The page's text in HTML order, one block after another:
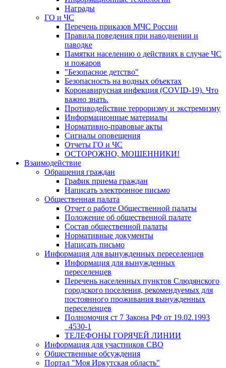
Награды
ГО и ЧС
Перечень приказов МЧС России
Правила поведения при наводнении и
паводке
Памятки населению о действиях в случае ЧС
и пожаров
"Безопасное детство"
Безопасность на водных объектах
Коронавирусная инфекция (COVID-19). Что
важно знать.
Противодействие терроризму и экстремизму
Информационные материалы
Нормативно-правовые акты
Сигналы оповещения
Отчеты ГО и ЧС
ОСТОРОЖНО, МОШЕННИКИ!
Взаимодействие
Обращения граждан
График приема граждан
Написать электронное письмо
Общественная палата
Отчет о работе Общественной палаты
Положение об общественной палате
Состав общественной палаты
Нормативные документы
Написать письмо
Информация для вынужденных переселенцев
Информация для вынужденных
переселенцев
Перечень населенных пунктов Слюдянского
городского поселения, рекомендуемых для
постоянного проживания вынужденных
переселенцев
Полномочия ст 7 Закона РФ от 19.02.1993
_4530-1
ТЕЛЕФОНЫ ГОРЯЧЕЙ ЛИНИИ
Информация для участников СВО
Общественные обсуждения
Портал "Моя Иркутская область"